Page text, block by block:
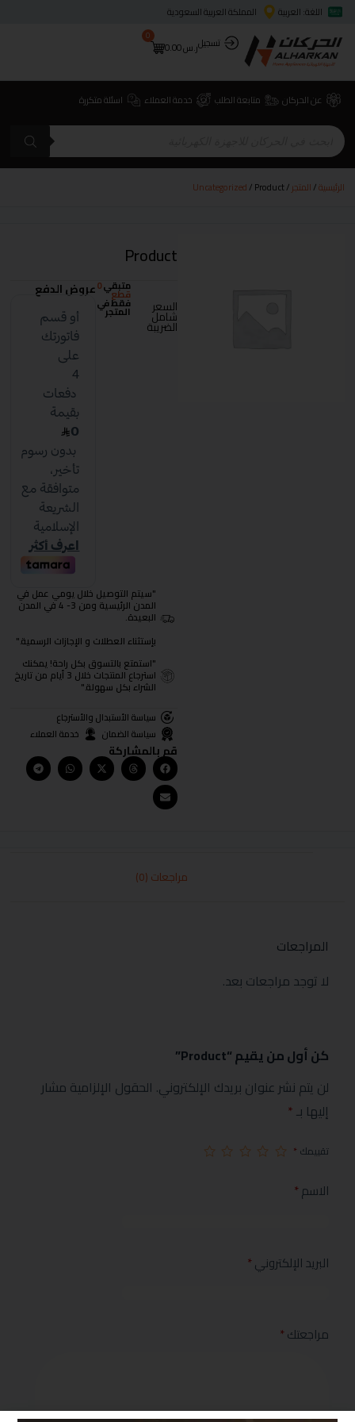
اللغة: العربية
المملكة العربية السعودية
تسجيلر.س0.00
0
عن الحركان متابعة الطلب خدمة العملاء اسئلة متكررة
الرئيسية/المتجر/
Uncategorized/ Product
Product
السعر
شامل
الضريبة
متبقي0
قطع
فقط في
المتجر
عروض الدفع
"سيتم التوصيل خلال يومي عمل في
المدن الرئيسية ومن 3- 4 في المدن
البعيدة.
بإستثناء العطلات و الإجازات الرسمية."
"استمتع بالتسوق بكل راحة! يمكنك
استرجاع المنتجات خلال 3 أيام من تاريخ
الشراء بكل سهولة."
سياسة الأستبدال والأسترجاع
سياسة الضمان
خدمة العملاء
قم بالمشاركة
مراجعات (0)
المراجعات
لا توجد مراجعات بعد.
كن أول من يقيم “Product”
لن يتم نشر عنوان بريدك الإلكتروني. الحقول الإلزامية مشار
إليها بـ*
تقييمك *
الاسم*
البريد الإلكتروني*
مراجعتك*